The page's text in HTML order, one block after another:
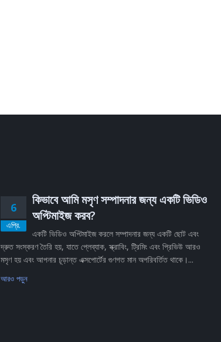
6
এপ্রি.
কিভাবে আমি মসৃণ সম্পাদনার জন্য একটি ভিডিও
অপ্টিমাইজ করব?
একটি ভিডিও অপ্টিমাইজ করলে সম্পাদনার জন্য একটি ছোট এবং
দ্রুত সংস্করণ তৈরি হয়, যাতে প্লেব্যাক, স্ক্রাবিং, ট্রিমিং এবং প্রিভিউ আরও
মসৃণ হয় এবং আপনার চূড়ান্ত এক্সপোর্টের গুণগত মান অপরিবর্তিত থাকে।...
আরও পড়ুন